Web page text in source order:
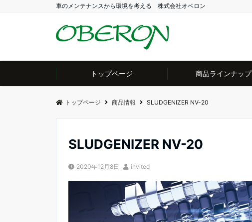
車のメンテナンスから環境を考える 株式会社オベロン
トップページ 商品ラインナップ
トップページ 商品情報 SLUDGENIZER NV-20
SLUDGENIZER NV-20
2020年12月8日 invited